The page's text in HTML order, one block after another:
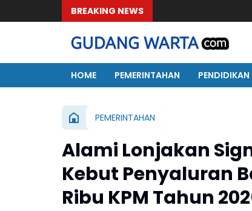
BREAKING NEWS
HOME
PEMERINTAHAN PENDIDIKAN
PEMERINTAHAN
Alami Lonjakan
Kebut Penyaluran
Ribu KPM Tahun